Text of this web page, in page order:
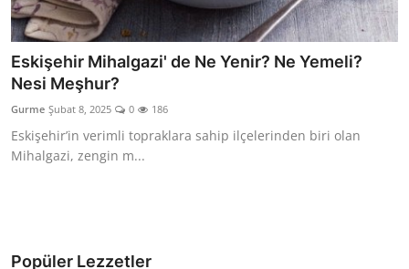
Eskişehir Mihalgazi' de Ne Yenir? Ne Yemeli?
Nesi Meşhur?
Gurme Şubat 8, 2025 0 186
Eskişehir’in verimli topraklara sahip ilçelerinden biri olan
Mihalgazi, zengin m...
Popüler Lezzetler